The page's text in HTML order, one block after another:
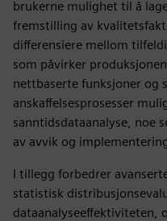
brukerne mulighet til å
fremstilling av
differensiere mellom
som påvirker
nettbaserte funksjoner og
anskaffelsesprosesser
sanntidsdataanalyse, noe
av avvik og
I tillegg forbedrer
statistisk
dataanalyseeffektiviteten,